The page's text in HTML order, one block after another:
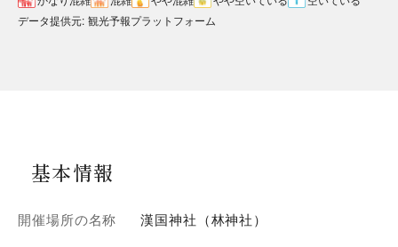
データ提供元: 観光予報プラットフォーム
基本情報
開催場所の名称 漢国神社（林神社）